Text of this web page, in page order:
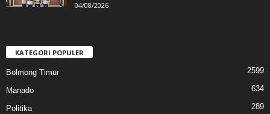
04/08/2026
KATEGORI POPULER
Bolmong Timur 2599
Manado 634
Politika 289